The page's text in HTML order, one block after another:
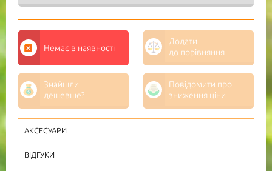
Немає в наявності
Додати
до порівняння
Знайшли
дешевше?
Повідомити про
зниження ціни
АКСЕСУАРИ
ВІДГУКИ